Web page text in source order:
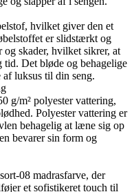
hvilket giver den et
er slidstærkt og
skader, hvilket sikrer, at
tid. Det bløde og behagelige
luksus til din seng.
g/m² polyester vattering,
Polyester vattering er
behagelig at læne sig op
bevarer sin form og
08 madrasfarve, der
et sofistikeret touch til